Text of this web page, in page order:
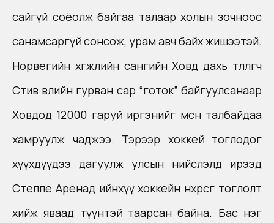
сайгүй соёолж байгаа талаар холын зочноос
санамсаргүй сонсож, урам авч байх жишээтэй.
Норвегийн хөгжлийн сангийн Ховд дахь төлөөлөгч
Стив өвлийн гурван сар “готок” байгуулсанаар
Ховдод 12000 гаруй иргэнийг мөсөн талбайдаа
хамруулж чаджээ. Тэрээр хоккей тоглодог
хүүхдүүдээ дагуулж улсын нийслэлд ирээд
Степпе Аренад ийнхүү хоккейн нөхөрсөг тоглолт
хийж яваад түүнтэй таарсан байна. Бас нэг